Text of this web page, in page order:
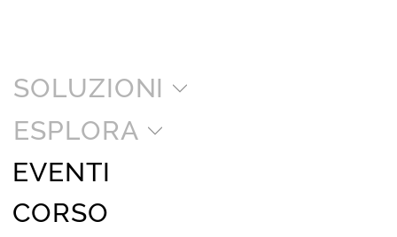
SOLUZIONI
ESPLORA
EVENTI
CORSO